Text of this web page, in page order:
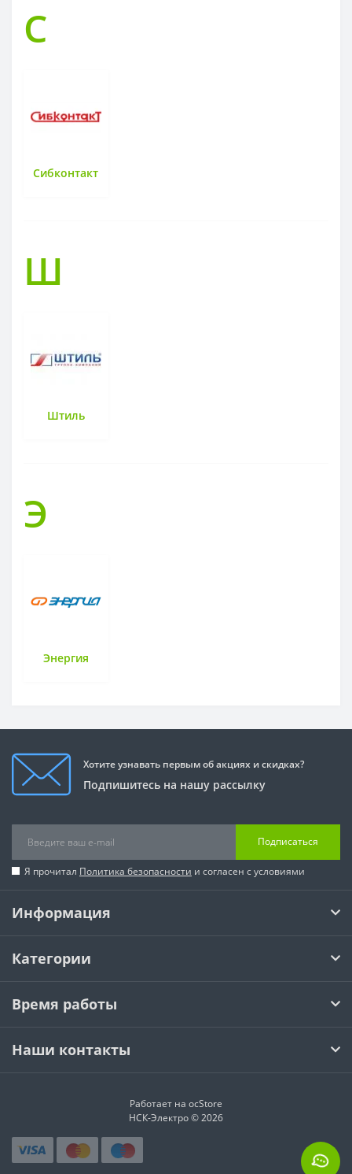
С
Сибконтакт
Ш
Штиль
Э
Энергия
Хотите узнавать первым об акциях и скидках?
Подпишитесь на нашу рассылку
Подписаться
Я прочитал Политика безопасности и согласен с условиями
Информация
Категории
Время работы
Наши контакты
Работает на ocStore
НСК-Электро © 2026